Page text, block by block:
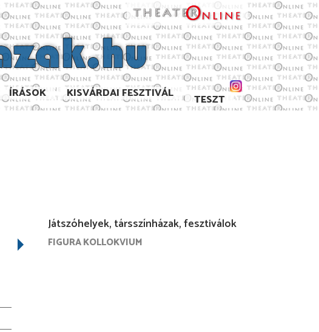
ÍRÁSOK KISVÁRDAI FESZTIVÁL TESZT
2023. április 2023. március
Játszóhelyek, társszínházak, fesztiválok
FIGURA KOLLOKVIUM